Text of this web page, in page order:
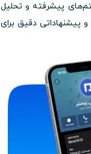
پیشرفته و تحلیل
پیشنهاداتی دقیق برای